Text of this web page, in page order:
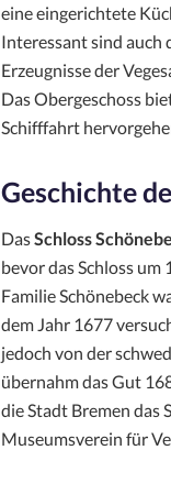
eine eingerichtete
Interessant sind auch
Erzeugnisse der
Das Obergeschoss
Schifffahrt
Geschichte
DasSchloss
bevor das Schloss
Familie Schönebeck
dem Jahr 1677
jedoch von der
übernahm das Gut
die Stadt Bremen das
Museumsverein für